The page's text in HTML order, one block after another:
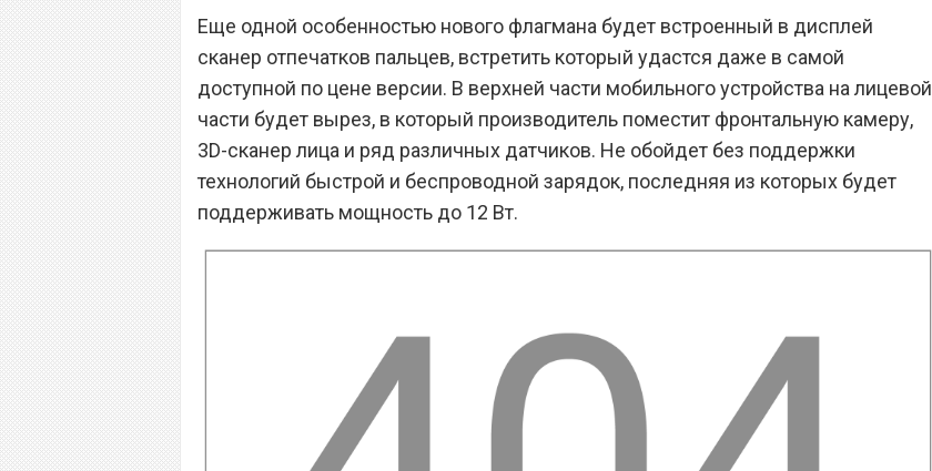
Еще одной особенностью нового флагмана будет встроенный в дисплей
сканер отпечатков пальцев, встретить который удастся даже в самой
доступной по цене версии. В верхней части мобильного устройства на лицевой
части будет вырез, в который производитель поместит фронтальную камеру,
3D-сканер лица и ряд различных датчиков. Не обойдет без поддержки
технологий быстрой и беспроводной зарядок, последняя из которых будет
поддерживать мощность до 12 Вт.